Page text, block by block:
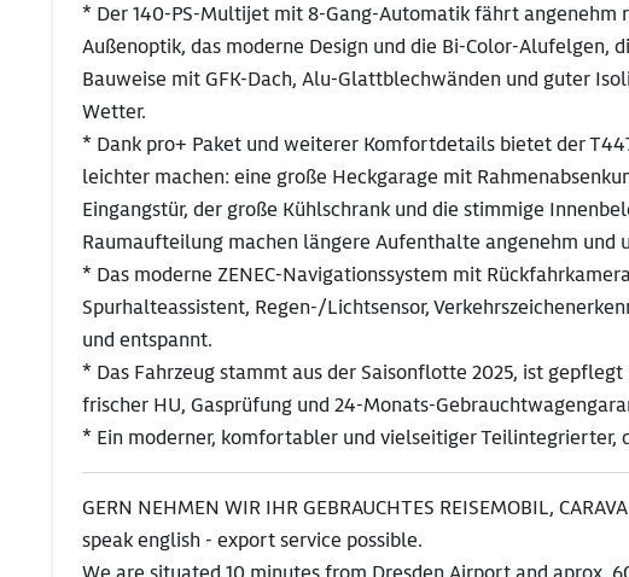
* Der 140-PS-Multijet mit 8-Gang-Automatik fährt
Außenoptik, das moderne Design und die Bi-Color-Alufelgen,
Bauweise mit GFK-Dach, Alu-Glattblechwänden und guter
Wetter.
* Dank pro+ Paket und weiterer Komfortdetails bietet der
leichter machen: eine große Heckgarage mit
Eingangstür, der große Kühlschrank und die stimmige
Raumaufteilung machen längere Aufenthalte angenehm und
* Das moderne ZENEC-Navigationssystem mit
Spurhalteassistent, Regen-/Lichtsensor,
und entspannt.
* Das Fahrzeug stammt aus der Saisonflotte 2025, ist
frischer HU, Gasprüfung und 24-Monats-
* Ein moderner, komfortabler und vielseitiger
GERN NEHMEN WIR IHR GEBRAUCHTES REISEMOBIL,
speak english - export service possible.